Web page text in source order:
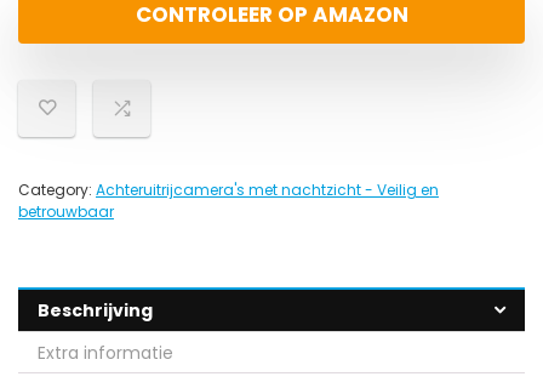
CONTROLEER OP AMAZON
Category: Achteruitrijcamera's met nachtzicht - Veilig en
betrouwbaar
Beschrijving
Extra informatie